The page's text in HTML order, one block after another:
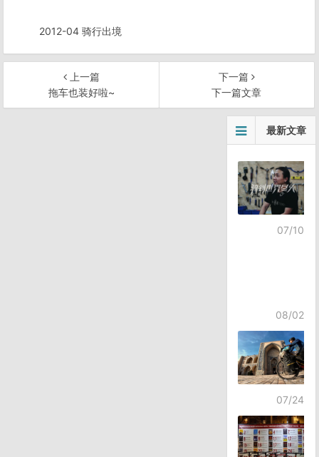
2012-04 骑行出境
上一篇
拖车也装好啦~
下一篇
下一篇文章
最新文章
07/10
08/02
07/24